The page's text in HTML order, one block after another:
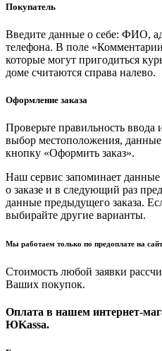
Покупатель
Введите данные о себе: ФИО,
телефона. В поле «Комментарии
которые могут пригодиться
доме считаются справа налево.
Оформление заказа
Проверьте правильность
выбор местоположения,
кнопку «Оформить заказ».
Наш сервис запоминает
о заказе и в следующий раз
данные предыдущего заказа.
выбирайте другие варианты.
Мы работаем только по предоплате на
Стоимость любой заявки
Ваших покупок.
Оплата в нашем интернет-
ЮKassa.